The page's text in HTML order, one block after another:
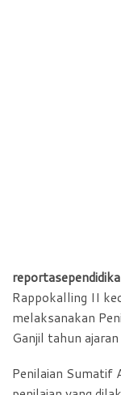
Rappokalling II
melaksanakan
Ganjil tahun
Penilaian Sumatif